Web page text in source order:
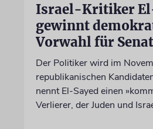
Israel-Kritiker
gewinnt
Vorwahl für Senat
Der Politiker wird im
republikanischen
nennt El-Sayed einen
Verlierer, der Juden und